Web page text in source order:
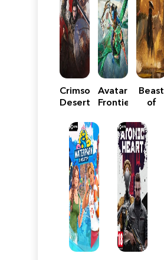
Crimson
Desert
Avatar:
Frontiers
Pandora
Beast
of